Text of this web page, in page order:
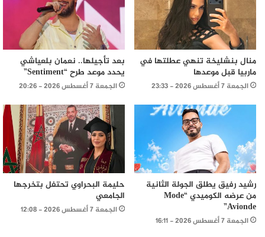
منال بنشليخة تنهي عطلتها في
ماربيا قبل موعدها
الجمعة 7 أغسطس 2026 - 23:33
بعد تأجيلها.. نعمان بلعياشي
يحدد موعد طرح “Sentiment”
الجمعة 7 أغسطس 2026 - 20:26
رشيد رفيق يطلق الجولة الثانية
من عرضه الكوميدي “Mode
Avionde”
الجمعة 7 أغسطس 2026 - 16:11
حليمة البحراوي تحتفل بتخرجها
الجامعي
الجمعة 7 أغسطس 2026 - 12:08